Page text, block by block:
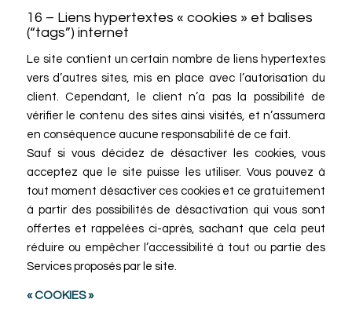
16 – Liens hypertextes « cookies » et balises
(“tags”) internet
Le site contient un certain nombre de liens hypertextes
vers d’autres sites, mis en place avec l’autorisation du
client. Cependant, le client n’a pas la possibilité de
vérifier le contenu des sites ainsi visités, et n’assumera
en conséquence aucune responsabilité de ce fait.
Sauf si vous décidez de désactiver les cookies, vous
acceptez que le site puisse les utiliser. Vous pouvez à
tout moment désactiver ces cookies et ce gratuitement
à partir des possibilités de désactivation qui vous sont
offertes et rappelées ci-après, sachant que cela peut
réduire ou empêcher l’accessibilité à tout ou partie des
Services proposés par le site.
« COOKIES »